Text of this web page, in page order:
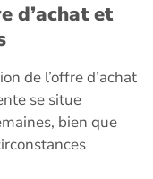
d’achat et
de l’offre d’achat
se situe
bien que